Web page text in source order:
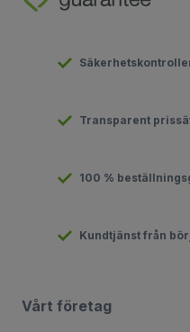
Transparent
100 %
Kundtjänst från
Vårt företag